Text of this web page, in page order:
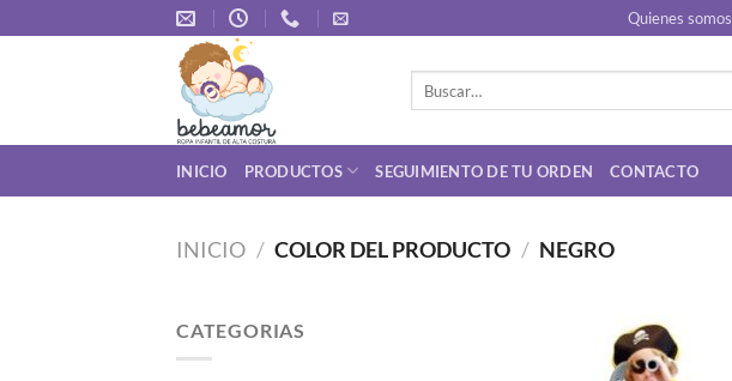
al
Quienes somos
INICIO PRODUCTOS SEGUIMIENTO DE TU ORDEN CONTACTO
INICIO / COLOR DEL PRODUCTO / NEGRO
CATEGORIAS